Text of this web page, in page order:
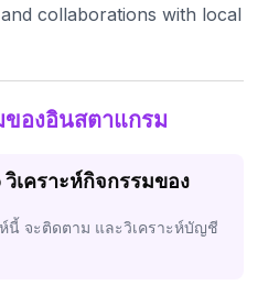
collaborations with local
องอินสตาแกรม
วิเคราะห์กิจกรรมของ
นี้ จะติดตาม และวิเคราะห์บัญชี